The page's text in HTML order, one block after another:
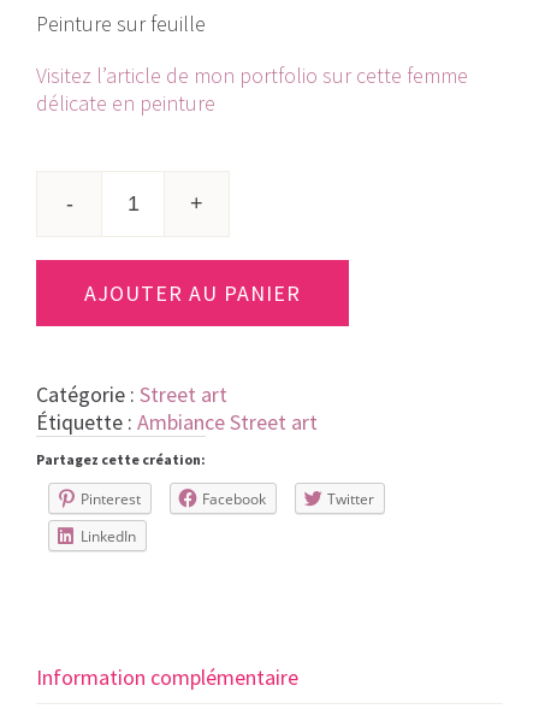
Peinture sur feuille
Visitez l’article de mon portfolio sur cette femme
délicate en peinture
quantité
street
art:
femme
délicate
réalisée
avec
des
bombes
graffiti
AJOUTER AU PANIER
Catégorie : Street art
Étiquette : Ambiance Street art
Partagez cette création:
Pinterest Facebook
Twitter
LinkedIn
Information complémentaire